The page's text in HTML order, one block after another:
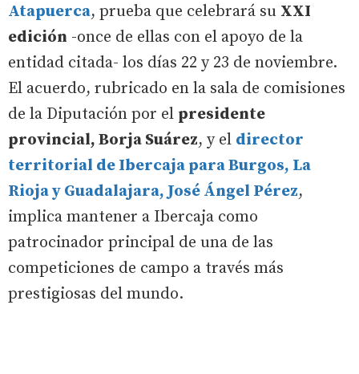
Atapuerca, prueba que celebrará su XXI
edición -once de ellas con el apoyo de la
entidad citada- los días 22 y 23 de noviembre.
El acuerdo, rubricado en la sala de comisiones
de la Diputación por el presidente
provincial, Borja Suárez, y el director
territorial de Ibercaja para Burgos, La
Rioja y Guadalajara, José Ángel Pérez,
implica mantener a Ibercaja como
patrocinador principal de una de las
competiciones de campo a través más
prestigiosas del mundo.